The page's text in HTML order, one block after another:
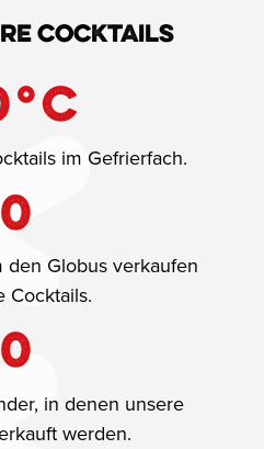
Cocktails
°C
im Gefrierfach.
0
den Globus verkaufen
Cocktails.
0
in denen unsere
werden.